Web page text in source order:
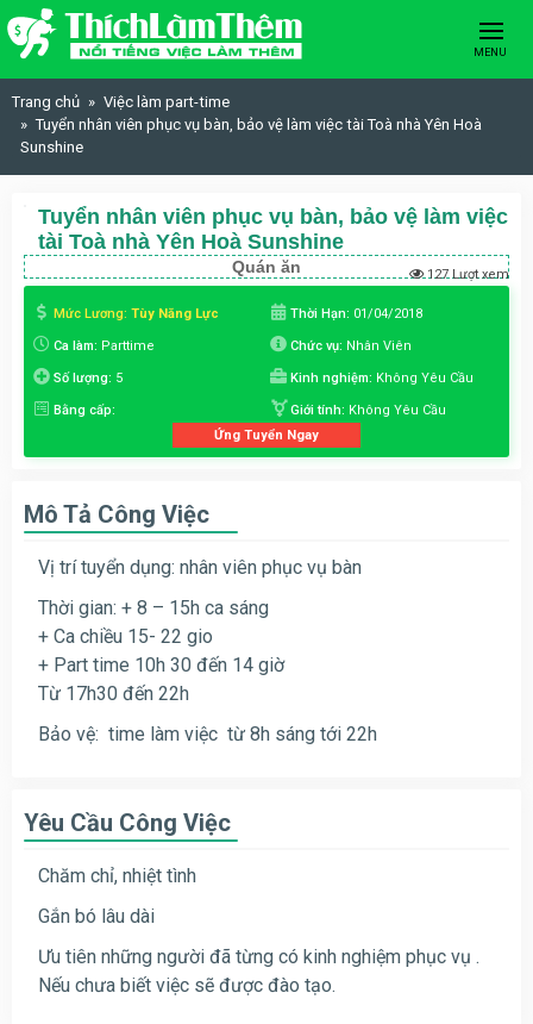
Skip to content
MENU
Trang chủ
Việc làm part-time
Tuyển nhân viên phục vụ bàn, bảo vệ làm việc tài Toà nhà Yên Hoà
Sunshine
Tuyển nhân viên phục vụ bàn, bảo vệ làm việc
tài Toà nhà Yên Hoà Sunshine
Quán ăn 127 Lượt xem
Mức Lương: Tùy Năng Lực Thời Hạn: 01/04/2018
Ca làm: Parttime Chức vụ: Nhân Viên
Số lượng: 5 Kinh nghiệm: Không Yêu Cầu
Bằng cấp: Giới tính: Không Yêu Cầu
Ứng Tuyển Ngay
Mô Tả Công Việc
Vị trí tuyển dụng: nhân viên phục vụ bàn
Thời gian: + 8 – 15h ca sáng
+ Ca chiều 15- 22 gio
+ Part time 10h 30 đến 14 giờ
Từ 17h30 đến 22h
Bảo vệ: time làm việc từ 8h sáng tới 22h
Yêu Cầu Công Việc
Chăm chỉ, nhiệt tình
Gắn bó lâu dài
Ưu tiên những người đã từng có kinh nghiệm phục vụ .
Nếu chưa biết việc sẽ được đào tạo.